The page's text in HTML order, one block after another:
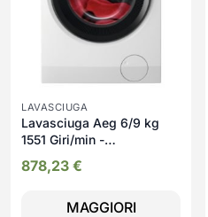
LAVASCIUGA
Lavasciuga Aeg 6/9 kg
1551 Giri/min -
878,23 €
MAGGIORI